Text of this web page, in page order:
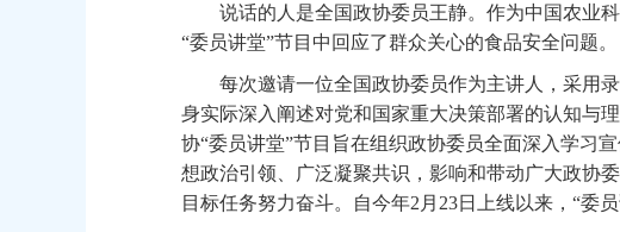
说话的人是全国政协委员王静。作为中国农业科
“委员讲堂”节目中回应了群众关心的食品安全问题。
每次邀请一位全国政协委员作为主讲人，采用录
身实际深入阐述对党和国家重大决策部署的认知
协“委员讲堂”节目旨在组织政协委员全面深入学习
想政治引领、广泛凝聚共识，影响和带动广大政协
目标任务努力奋斗。自今年2月23日上线以来，“委员